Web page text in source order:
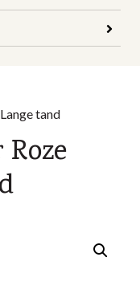
tand